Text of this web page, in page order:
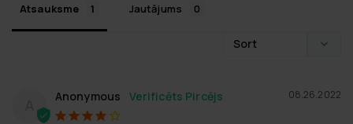
Atsauksme Jautājums
08.26.2022
Anonymous